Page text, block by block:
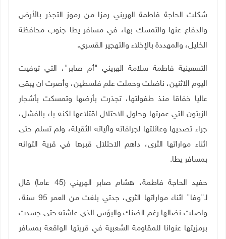
شكلت الحاجة فاطمة الهريني رمزا من رموز التجذر بالأرض
والدفاع عنها والتمسك بها، في مسافر يطا جنوب محافظة
الخليل، والمهددة بالإخلاء والتهجير القسري.
التسعينية فاطمة سلامة الهريني "أم صابر"، التي توفيت
اليوم الاثنين، ناضلت وحملت علم فلسطين، وأصرت ان يبقى
عاليا خفاقا منذ طفولتها، تجذرت بأرضها وتمسكت بأشجار
الزيتون التي عمرتها وحاول الاحتلال اقتلاعها لكنه باء بالفشل،
جراء تصديها وعائلتها لجرافاته وآلياته الثقيلة، ولم تسلم حتى
اثناء مواراتها الثرى، داهم الاحتلال قبرها في قرية التوانه
بمسافر يطا.
حفيد الحاجة فاطمة، هشام صابر الهريني (45 عاما) قال
لـ"وفا" اثناء مواراتها الثرى، جدتي بلغت من العمر 95 سنة،
واصلت نضالها رغم الضنك والبؤس الذي عاشته حتى جسدت
برمزيتها عنوانا للمقاومة الشعبية في قريتها الواقعة بمسافر